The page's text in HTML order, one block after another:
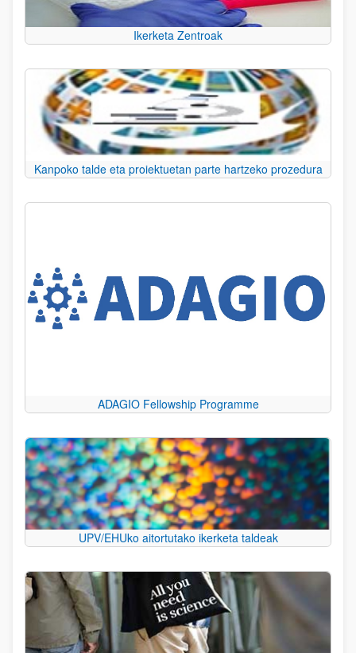
Ikerketa Zentroak
Kanpoko talde eta proiektuetan parte hartzeko prozedura
ADAGIO Fellowship Programme
UPV/EHUko aitortutako ikerketa taldeak